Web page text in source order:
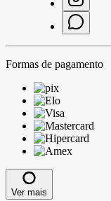
Formas de pagamento
Ver mais